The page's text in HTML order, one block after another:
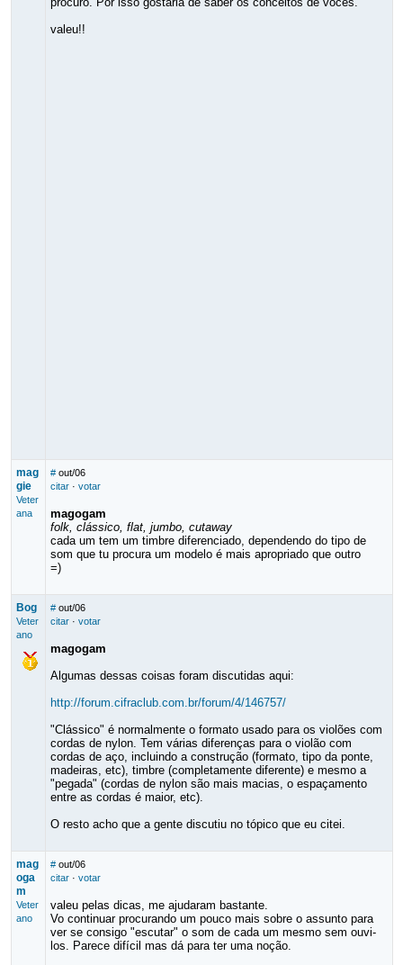
valeu!!
mag
gie
Veter
ana
# out/06
citar· votar
magogam
folk, clássico, flat, jumbo, cutaway
cada um tem um timbre diferenciado, dependendo do tipo de
som que tu procura um modelo é mais apropriado que outro
=)
Bog
Veter
ano
# out/06
citar· votar
magogam
Algumas dessas coisas foram discutidas aqui:
http://forum.cifraclub.com.br/forum/4/146757/
"Clássico" é normalmente o formato usado para os violões com
cordas de nylon. Tem várias diferenças para o violão com
cordas de aço, incluindo a construção (formato, tipo da ponte,
madeiras, etc), timbre (completamente diferente) e mesmo a
"pegada" (cordas de nylon são mais macias, o espaçamento
entre as cordas é maior, etc).
O resto acho que a gente discutiu no tópico que eu citei.
mag
oga
m
Veter
ano
# out/06
citar· votar
valeu pelas dicas, me ajudaram bastante.
Vo continuar procurando um pouco mais sobre o assunto para
ver se consigo "escutar" o som de cada um mesmo sem ouvi-
los. Parece difícil mas dá para ter uma noção.